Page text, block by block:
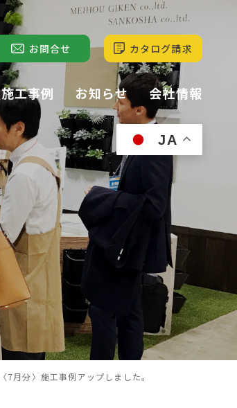
お問合せ カタログ請求
屋上緑化
苔庭
樹名版
サンモトレー
(屋上緑化)
サンモス・
サンモガーデン
(苔庭)
トゥリーレーベル
(樹名板)
施工事例 お知らせ 会社情報
JA
〈7月分〉施工事例アップしました。